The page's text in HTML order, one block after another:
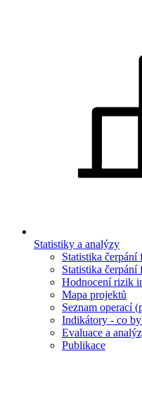
Statistiky a analýzy
Statistika
Statistika
Hodnocení rizik
Mapa projektů
Seznam operací
Indikátory - co
Evaluace a
Publikace